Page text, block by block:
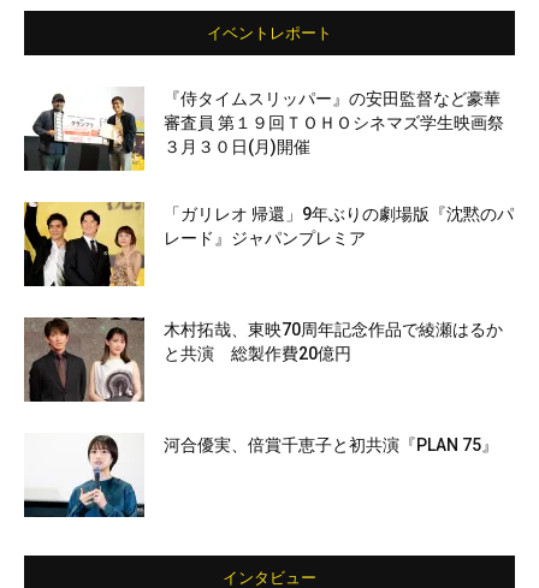
イベントレポート
『侍タイムスリッパー』の安田監督など豪華
審査員 第１９回ＴＯＨＯシネマズ学生映画祭
３月３０日(月)開催
「ガリレオ 帰還」9年ぶりの劇場版『沈黙のパ
レード』ジャパンプレミア
木村拓哉、東映70周年記念作品で綾瀬はるか
と共演 総製作費20億円
河合優実、倍賞千恵子と初共演『PLAN 75』
インタビュー